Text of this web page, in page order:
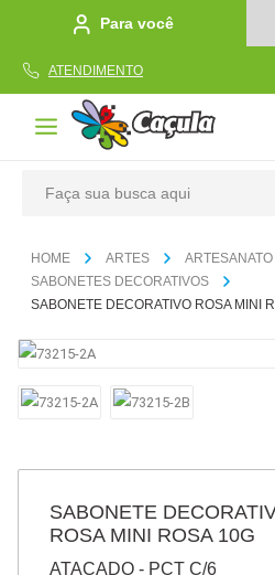
Para você
ATENDIMENTO
ARTES
ARTESANATO
SABONETES DECORATIVOS
SABONETE DECORATIVO ROSA MINI
SABONETE
ROSA MINI ROSA 10G
ATACADO - PCT C/6
1º caderno
3º caneta
4º tecido
6º pincel
papel